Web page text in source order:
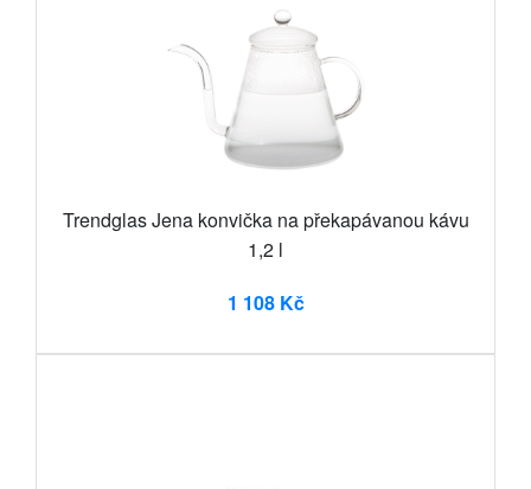
Trendglas Jena konvička na překapávanou kávu
1,2 l
1 108 Kč